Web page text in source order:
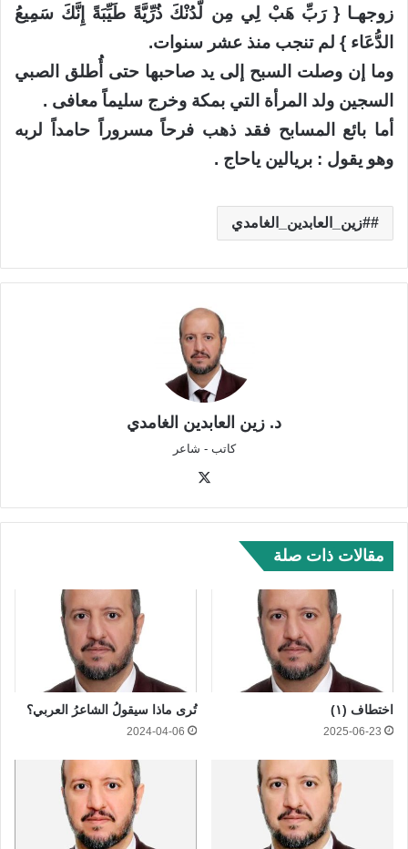
زوجهـا { رَبِّ هَبْ لِي مِن لَّدُنْكَ ذُرِّيَّةً طَيِّبَةً إِنَّكَ سَمِيعُ
الدُّعَاء } لم تنجب منذ عشر سنوات.
وما إن وصلت السبح إلى يد صاحبها حتى أُطلق الصبي
السجين ولد المرأة التي بمكة وخرج سليماً معافى .
أما بائع المسابح فقد ذهب فرحاً مسروراً حامداً لربه
وهو يقول : بريالين ياحاج .
#زين_العابدين_الغامدي
د. زين العابدين الغامدي
كاتب - شاعر
مقالات ذات صلة
اختطاف (١)
2025-06-23
تُرى ماذا سيقولُ الشاعرُ العربي؟
2024-04-06